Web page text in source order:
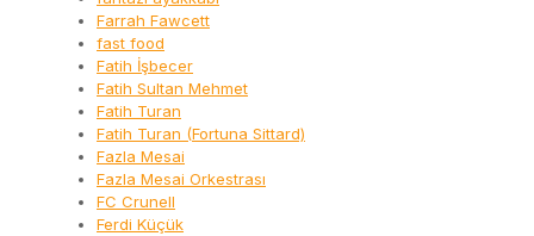
Farrah Fawcett
fast food
Fatih İşbecer
Fatih Sultan Mehmet
Fatih Turan
Fatih Turan (Fortuna Sittard)
Fazla Mesai
Fazla Mesai Orkestrası
FC Crunell
Ferdi Küçük